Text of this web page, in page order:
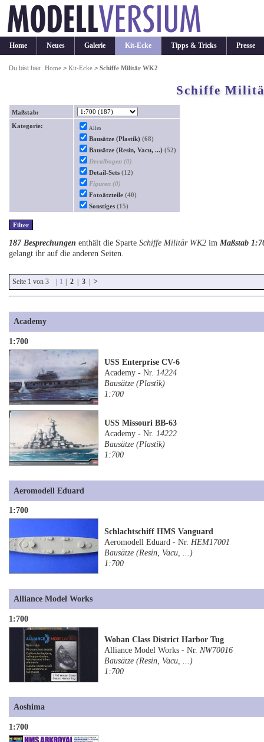
Home Neues Galerie Kit-Ecke Tipps & Tricks Presse
Du bist hier:Home >Kit-Ecke >Schiffe Militär WK2
Schiffe
Maßstab:
Kategorie:
Alles
Bausätze (Plastik)(68)
Bausätze (Resin, Vacu, ...)(52)
Decalbogen(0)
Detail-Sets(12)
Figuren(0)
Fotoätzteile(40)
Sonstiges(15)
187 Besprechungen enthält die SparteSchiffe Militär WK2 im Maßstab
gelangt ihr auf die anderen Seiten.
Seite 1 von 3 | 1 | 2 | 3 | >
Academy
1:700
USS Enterprise CV-6
Academy - Nr.14224
Bausätze (Plastik)
1:700
USS Missouri BB-63
Academy - Nr.14222
Bausätze (Plastik)
1:700
Aeromodell Eduard
1:700
Schlachtschiff HMS Vanguard
Aeromodell Eduard - Nr. HEM17001
Bausätze (Resin, Vacu, ...)
1:700
Alliance Model Works
1:700
Woban Class District Harbor Tug
Alliance Model Works - Nr. NW70016
Bausätze (Resin, Vacu, ...)
1:700
Aoshima
1:700